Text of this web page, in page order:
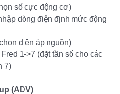
số cực động cơ)
dòng điện định mức động
điện áp nguồn)
1->7 (đặt tần số cho các
7)
(ADV)